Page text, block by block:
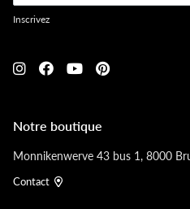
Notre boutique
Monnikenwerve 43 bus 1, 8000
Contact
Inscrivez